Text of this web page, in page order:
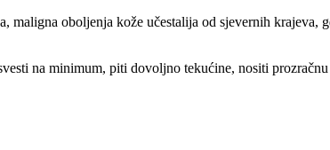
oboljenja kože učestalija od sjevernih krajeva,
na minimum, piti dovoljno tekućine, nositi